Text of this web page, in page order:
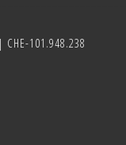
101.948.238